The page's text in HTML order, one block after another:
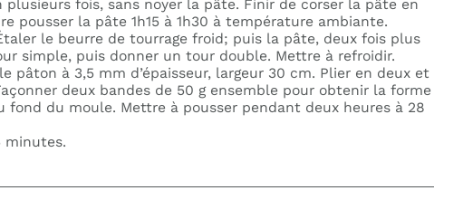
fois, sans noyer la pâte. Finir de corser la pâte en
pousser la pâte 1h15 à 1h30 à température ambiante.
le beurre de tourrage froid; puis la pâte, deux fois plus
simple, puis donner un tour double. Mettre à refroidir.
pâton à 3,5 mm d’épaisseur, largeur 30 cm. Plier en deux et
deux bandes de 50 g ensemble pour obtenir la forme
fond du moule. Mettre à pousser pendant deux heures à 28
minutes.